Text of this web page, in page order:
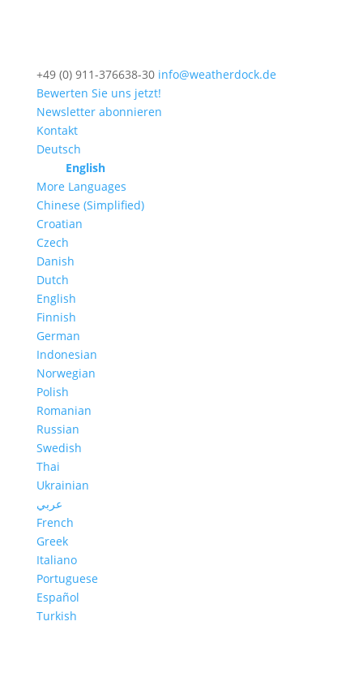
+49 (0) 911-376638-30 info@weatherdock.de
Bewerten Sie uns jetzt!
Newsletter abonnieren
Kontakt
Deutsch
English
More Languages
Chinese (Simplified)
Croatian
Czech
Danish
Dutch
English
Finnish
German
Indonesian
Norwegian
Polish
Romanian
Russian
Swedish
Thai
Ukrainian
عربي
French
Greek
Italiano
Portuguese
Español
Turkish